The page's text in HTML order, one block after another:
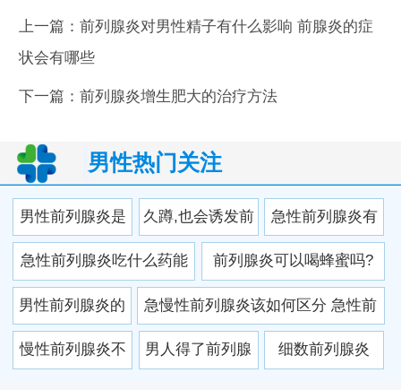
上一篇： 前列腺炎对男性精子有什么影响 前腺炎的症
状会有哪些
下一篇： 前列腺炎增生肥大的治疗方法
男性热门关注
男性前列腺炎是
憋尿引起的吗 男
性前列腺炎的原
因
久蹲,也会诱发前
列腺炎吗
急性前列腺炎有
哪些常见症状 五
个疼痛征兆要注
意
急性前列腺炎吃什么药能
治好
前列腺炎可以喝蜂蜜吗?
男性前列腺炎的
自我疗法都有哪
急慢性前列腺炎该如何区分 急性前
列腺炎抗复发是关键
慢性前列腺炎不 男人得了前列腺 细数前列腺炎